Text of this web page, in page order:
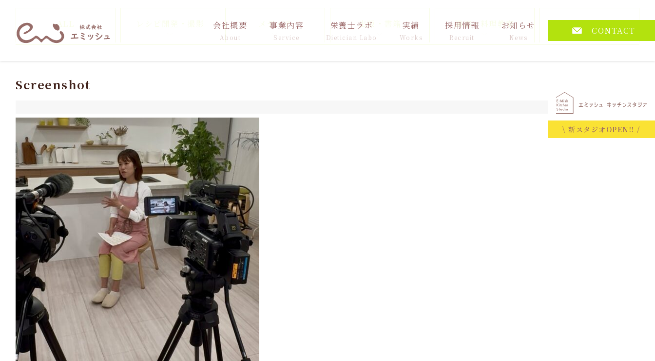
会社概要
About
事業内容
Service
栄養士ラボ
Dietician Labo
実績
Works
採用情報
Recruit
お知らせ
News
CONTACT
\ 新スタジオOPEN!! /
ALL レシピ開発・撮影 メディア 出版・書籍 講演・料理教室 その他
Screenshot
2026.06.22